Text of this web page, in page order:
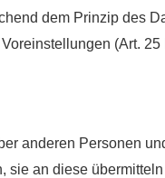
dem Prinzip des
(Art. 25
anderen Personen
sie an diese